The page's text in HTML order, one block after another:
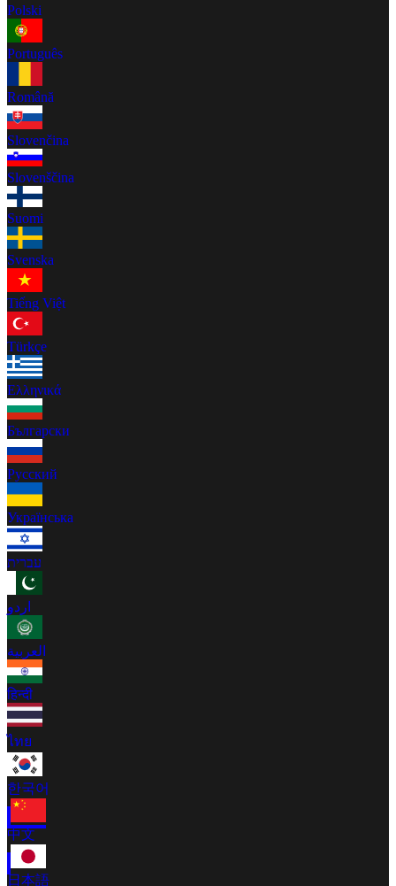
Polski
Português
Română
Slovenčina
Slovenščina
Suomi
Svenska
Tiếng Việt
Türkçe
Ελληνικά
Български
Русский
Українська
עברית
اردو
العربية
हिन्दी
ไทย
한국어
中文
日本語